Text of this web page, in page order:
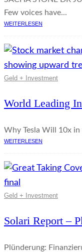
Few voices have...
WEITERLESEN
Geld + Investment
World Leading
Why Tesla Will 10x in
WEITERLESEN
Geld + Investment
Solari Report –
Plünderung: